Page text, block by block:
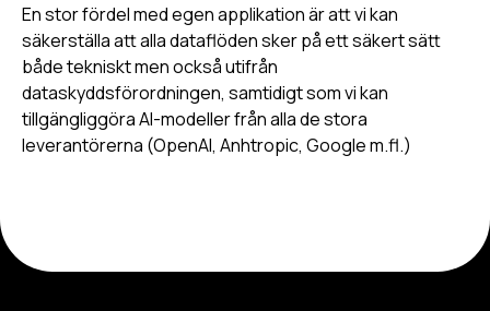
En stor fördel med egen applikation är att vi kan
säkerställa att alla dataflöden sker på ett säkert sätt
både tekniskt men också utifrån
dataskyddsförordningen, samtidigt som vi kan
tillgängliggöra AI-modeller från alla de stora
leverantörerna (OpenAI, Anhtropic, Google m.fl.)